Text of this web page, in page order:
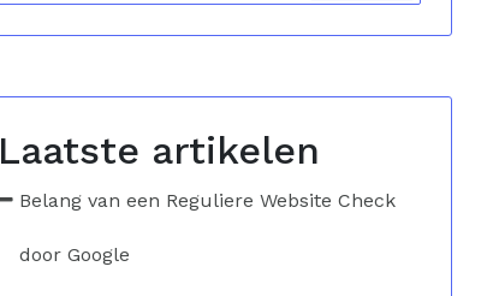
Laatste artikelen
Belang van een Reguliere Website Check
door Google